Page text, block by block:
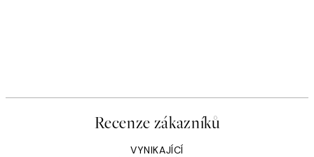
Recenze zákazníků
VYNIKAJÍCÍ